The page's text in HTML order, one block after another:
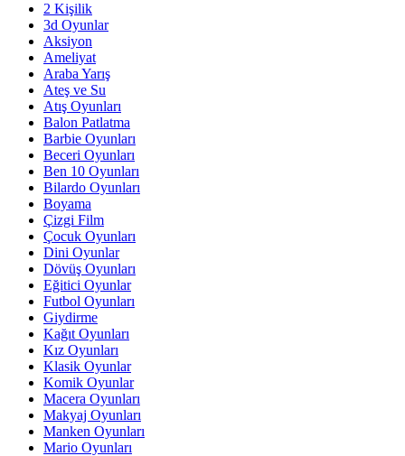
2 Kişilik
3d Oyunlar
Aksiyon
Ameliyat
Araba Yarış
Ateş ve Su
Atış Oyunları
Balon Patlatma
Barbie Oyunları
Beceri Oyunları
Ben 10 Oyunları
Bilardo Oyunları
Boyama
Çizgi Film
Çocuk Oyunları
Dini Oyunlar
Dövüş Oyunları
Eğitici Oyunlar
Futbol Oyunları
Giydirme
Kağıt Oyunları
Kız Oyunları
Klasik Oyunlar
Komik Oyunlar
Macera Oyunları
Makyaj Oyunları
Manken Oyunları
Mario Oyunları